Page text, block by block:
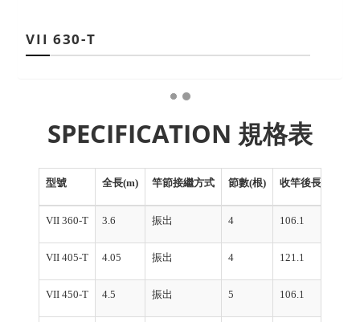
VII 630-T
SPECIFICATION 規格表
型號 全長(m) 竿節接繼方式 節數(根) 收竿後長度(cm)
VII 360-T 3.6 振出 4 106.1
VII 405-T 4.05 振出 4 121.1
VII 450-T 4.5 振出 5 106.1